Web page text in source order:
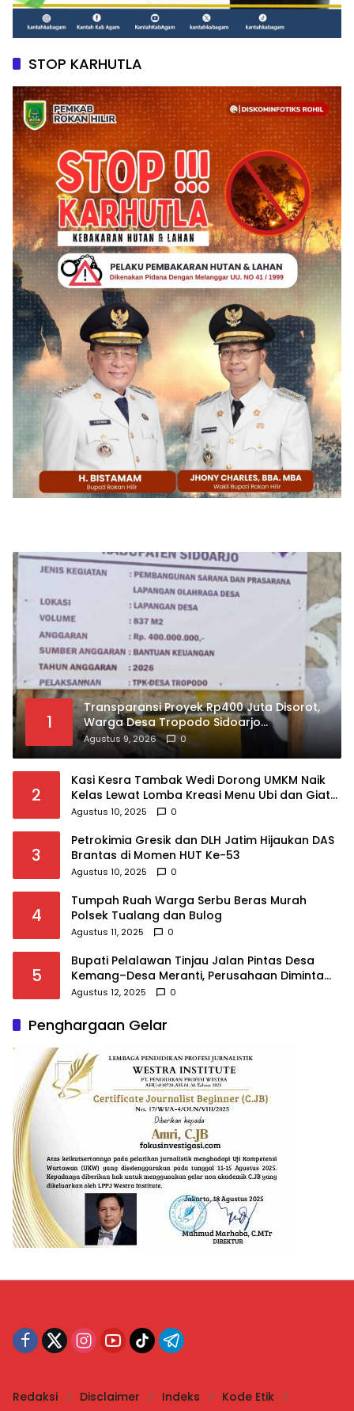
STOP KARHUTLA
1
Transparansi Proyek Rp400 Juta Disorot,
Warga Desa Tropodo Sidoarjo
Pertanyakan Kejelasan Anggaran
Lapangan Olahraga
Agustus 9, 2026 0
2
Kasi Kesra Tambak Wedi Dorong UMKM Naik
Kelas Lewat Lomba Kreasi Menu Ubi dan Giat
KSH Meriahkan HUT RI
Agustus 10, 2025 0
3
Petrokimia Gresik dan DLH Jatim Hijaukan DAS
Brantas di Momen HUT Ke-53
Agustus 10, 2025 0
4
Tumpah Ruah Warga Serbu Beras Murah
Polsek Tualang dan Bulog
Agustus 11, 2025 0
5
Bupati Pelalawan Tinjau Jalan Pintas Desa
Kemang–Desa Meranti, Perusahaan Diminta
Berpartisipasi
Agustus 12, 2025 0
Penghargaan Gelar
Redaksi Disclaimer Indeks
Kode Etik